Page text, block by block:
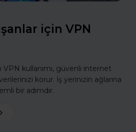
için VPN
VPN kullanımı, güvenli internet
korur. İş yerinizin ağlarına
bir adımdır.